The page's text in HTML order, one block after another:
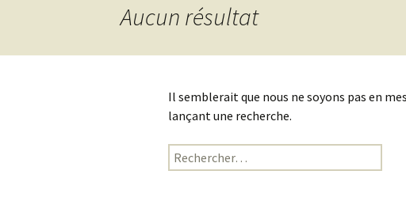
Aucun résultat
Il semblerait que nous ne soyons pas en
lançant une recherche.
Rechercher :